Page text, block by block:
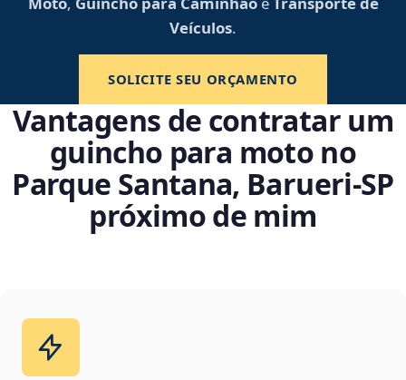
Veículos.
SOLICITE SEU ORÇAMENTO
Vantagens de contratar um
guincho para moto no
Parque Santana, Barueri‑SP
próximo de mim